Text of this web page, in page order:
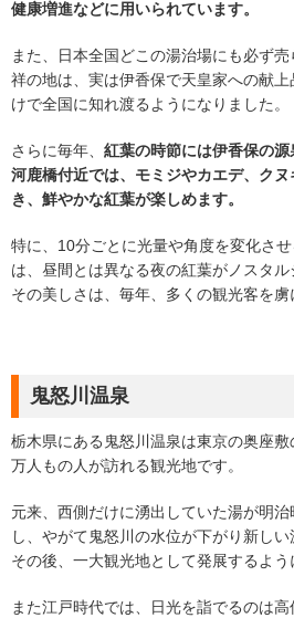
健康増進などに用いられています。
また、日本全国どこの湯治場にも必ず
祥の地は、実は伊香保で天皇家への献
けで全国に知れ渡るようになりました。
さらに毎年、 紅葉の時節には伊香保の
河鹿橋付近では、モミジやカエデ、ク
き、鮮やかな紅葉が楽しめます。
特に、10分ごとに光量や角度を変化さ
は、昼間とは異なる夜の紅葉がノスタル
その美しさは、毎年、多くの観光客を虜
鬼怒川温泉
栃木県にある鬼怒川温泉は東京の奥座
万人もの人が訪れる観光地です。
元来、西側だけに湧出していた湯が明
し、やがて鬼怒川の水位が下がり新しい
その後、一大観光地として発展するよう
また江戸時代では、日光を詣でるのは